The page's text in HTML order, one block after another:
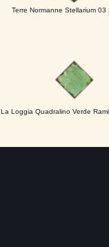
Terre Normanne Stellarium 03
La Loggia Quadralino Verde